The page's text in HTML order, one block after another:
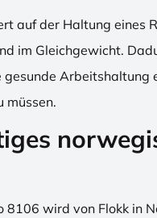
auf der Haltung eines
im Gleichgewicht.
Arbeitshaltung
müssen.
8106 wird von Flokk in